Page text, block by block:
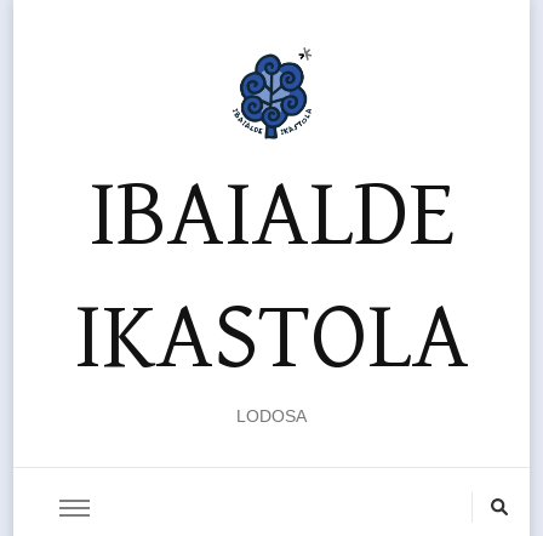
IBAIALDE
IKASTOLA
LODOSA